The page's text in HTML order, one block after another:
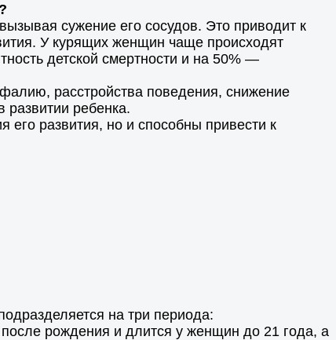
сужение его сосудов. Это приводит к
У курящих женщин чаще происходят
детской смертности и на 50% —
расстройства поведения, снижение
развитии ребенка.
развития, но и способны привести к
на три периода:
рождения и длится у женщин до 21 года, а